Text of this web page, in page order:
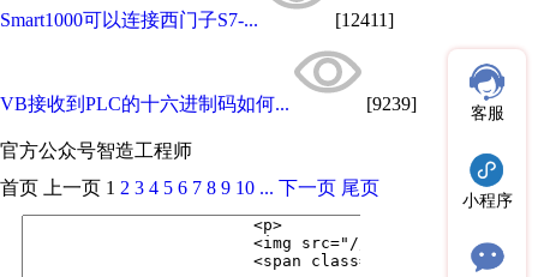
Smart1000可以连接西门子S7-... [12411]
VB接收到PLC的十六进制码如何... [9239]
官方公众号智造工程师
客服
小程序
首页 上一页 1 2 3 4 5 6 7 8 9 10 ... 下一页 尾页